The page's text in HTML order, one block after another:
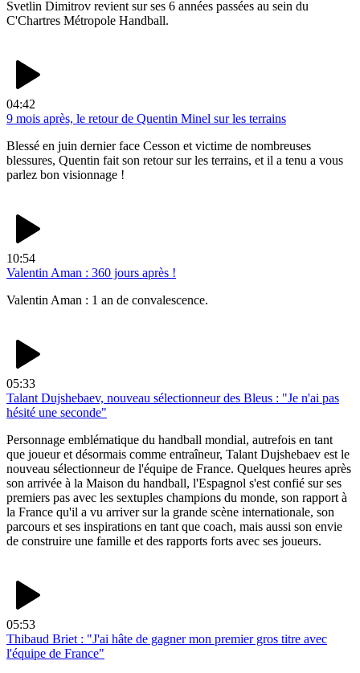
Svetlin Dimitrov revient sur ses 6 années passées au sein du
C'Chartres Métropole Handball.
04:42
9 mois après, le retour de Quentin Minel sur les terrains
Blessé en juin dernier face Cesson et victime de nombreuses
blessures, Quentin fait son retour sur les terrains, et il a tenu a vous
parlez bon visionnage !
10:54
Valentin Aman : 360 jours après !
Valentin Aman : 1 an de convalescence.
05:33
Talant Dujshebaev, nouveau sélectionneur des Bleus : "Je n'ai pas
hésité une seconde"
Personnage emblématique du handball mondial, autrefois en tant
que joueur et désormais comme entraîneur, Talant Dujshebaev est le
nouveau sélectionneur de l'équipe de France. Quelques heures après
son arrivée à la Maison du handball, l'Espagnol s'est confié sur ses
premiers pas avec les sextuples champions du monde, son rapport à
la France qu'il a vu arriver sur la grande scène internationale, son
parcours et ses inspirations en tant que coach, mais aussi son envie
de construire une famille et des rapports forts avec ses joueurs.
05:53
Thibaud Briet : "J'ai hâte de gagner mon premier gros titre avec
l'équipe de France"